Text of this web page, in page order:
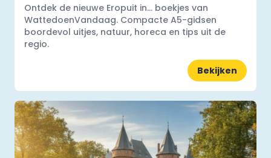
Ontdek de nieuwe Eropuit in... boekjes van
WattedoenVandaag. Compacte A5-gidsen
boordevol uitjes, natuur, horeca en tips uit de
regio.
Bekijken